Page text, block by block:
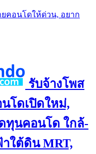
คอนโดให้ด่วน, อยาก
รับจ้างโพส
โดเปิดใหม่,
ทุนคอนโด ใกล้-
ใต้ดิน MRT,